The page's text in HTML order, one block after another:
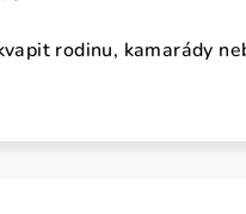
rodinu, kamarády